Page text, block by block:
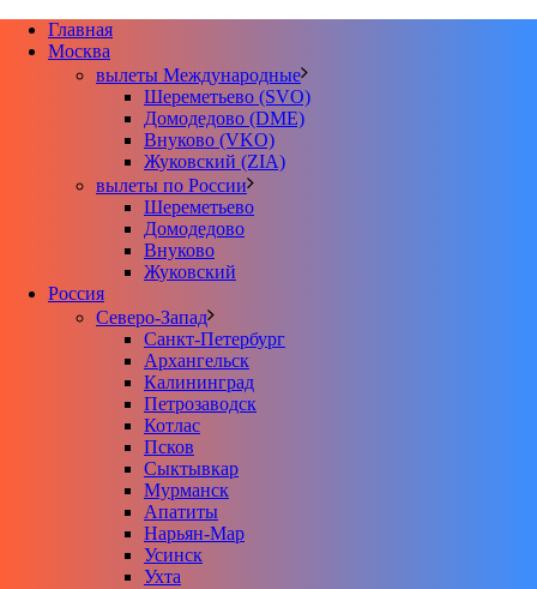
Главная
Москва
вылеты Международные
Шереметьево (SVO)
Домодедово (DME)
Внуково (VKO)
Жуковский (ZIA)
вылеты по России
Шереметьево
Домодедово
Внуково
Жуковский
Россия
Северо-Запад
Санкт-Петербург
Архангельск
Калининград
Петрозаводск
Котлас
Псков
Сыктывкар
Мурманск
Апатиты
Нарьян-Мар
Усинск
Ухта